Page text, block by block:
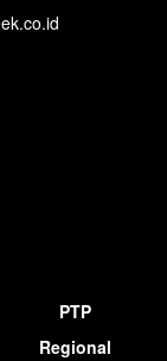
PTP
Regional